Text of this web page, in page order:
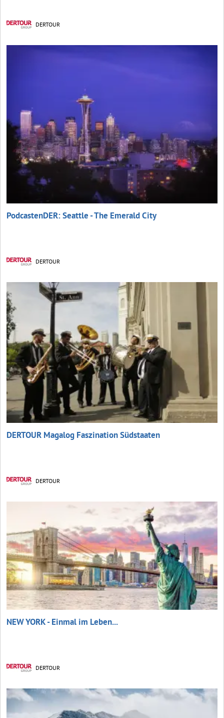
DERTOUR
PodcastenDER: Seattle - The Emerald City
DERTOUR
DERTOUR Magalog Faszination Südstaaten
DERTOUR
NEW YORK - Einmal im Leben...
DERTOUR